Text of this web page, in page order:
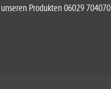
Produkten 06029 704070